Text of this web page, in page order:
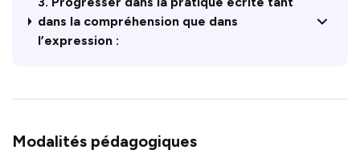
dans la compréhension que dans
l’expression :
Modalités pédagogiques